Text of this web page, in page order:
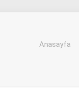
Anasayfa